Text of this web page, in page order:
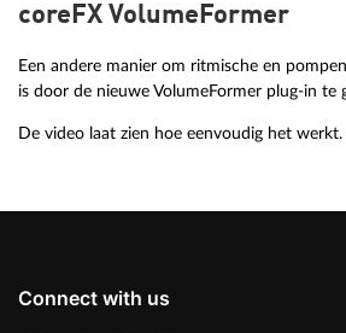
coreFX VolumeFormer
Een andere manier om ritmische en
is door de nieuwe VolumeFormer plug-in te
De video laat zien hoe eenvoudig het werkt.
Connect with us